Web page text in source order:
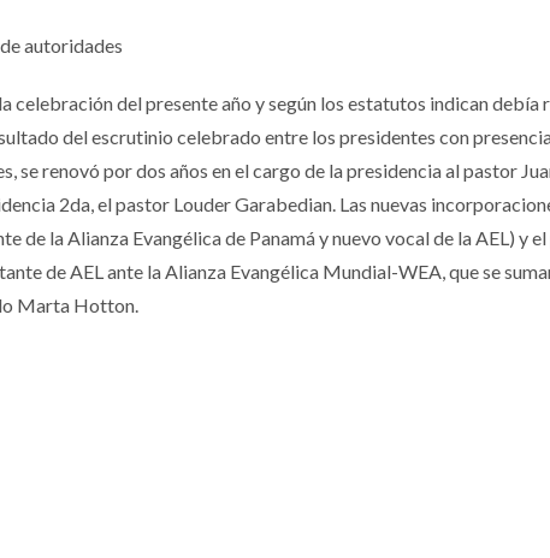
autoridades
celebración del presente año y según los estatutos indican debía
del escrutinio celebrado entre los presidentes con
se renovó por dos años en el cargo de la presidencia al pastor
2da, el pastor Louder Garabedian. Las nuevas
de la Alianza Evangélica de Panamá y nuevo vocal de la AEL) y
de AEL ante la Alianza Evangélica Mundial-WEA, que se
Marta Hotton.